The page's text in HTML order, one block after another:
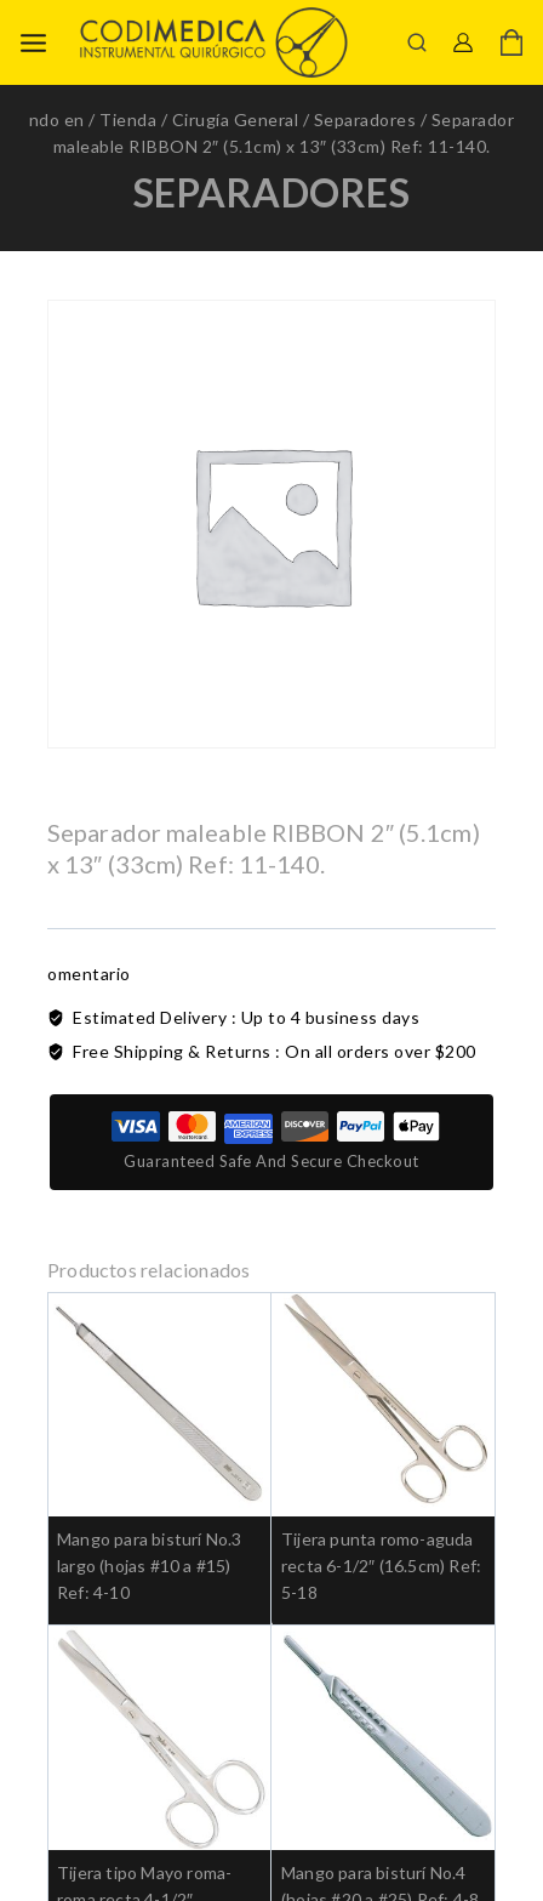
ndo en / Tienda / Cirugía General / Separadores / Separador
maleable RIBBON 2″ (5.1cm) x 13″ (33cm) Ref: 11-140.
SEPARADORES
Separador maleable RIBBON 2″ (5.1cm)
x 13″ (33cm) Ref: 11-140.
omentario
Estimated Delivery : Up to 4 business days
Free Shipping & Returns : On all orders over $200
Guaranteed Safe And Secure Checkout
Productos relacionados
Mango para bisturí No.3
largo (hojas #10 a #15)
Ref: 4-10
Tijera punta romo-aguda
recta 6-1/2″ (16.5cm) Ref:
5-18
Tijera tipo Mayo roma-
Mango para bisturí No.4